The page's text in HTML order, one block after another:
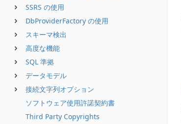
SSRS の使用
DbProviderFactory の使用
スキーマ検出
高度な機能
SQL 準拠
データモデル
接続文字列オプション
ソフトウェア使用許諾契約書
Third Party Copyrights